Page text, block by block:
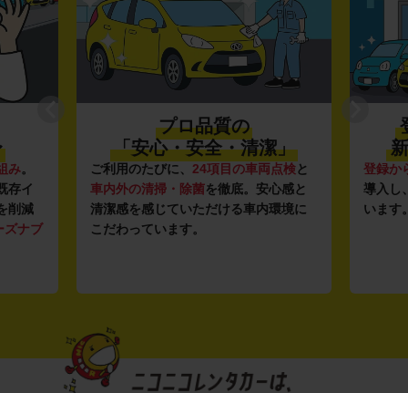
み。
存イ
削減
ズナブ
プロ品質の
「安心・安全・清潔」
ご利用のたびに、 24項目の車両点検と
車内外の清掃・除菌を徹底。安心感と
清潔感を感じていただける車内環境に
こだわっています。
登録か
導入し
います